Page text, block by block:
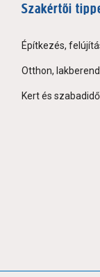
Szakértői
Építkezés,
Otthon,
Kert és szabadidő